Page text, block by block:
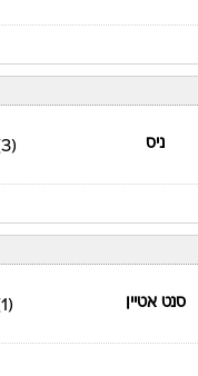
ניס (3)
סנט אטיין (1)